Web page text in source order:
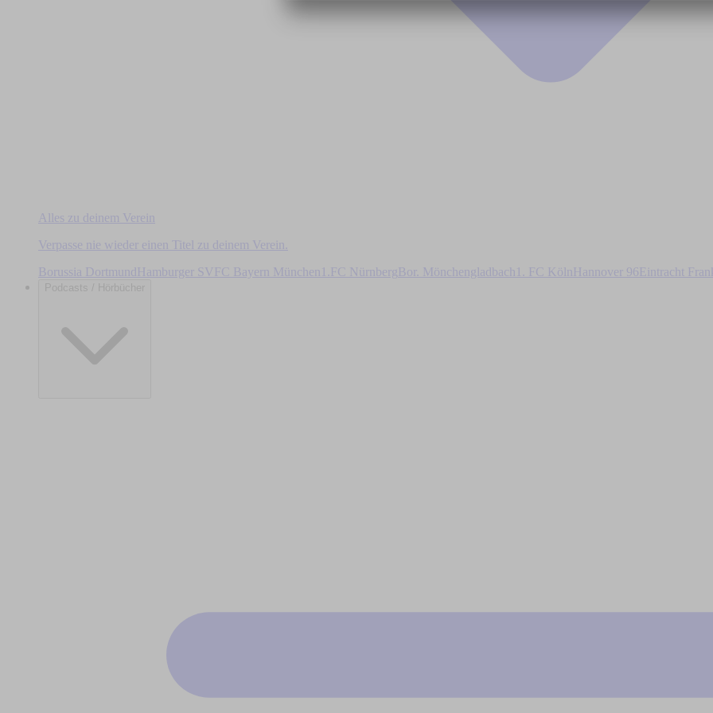
Alles zu deinem Verein
Verpasse nie wieder einen Titel zu deinem Verein.
Borussia DortmundHamburger SV FC Bayern München 1.FC Nürnberg Bor. Mönchengladbach 1. FC Köln Hannover 96Eintracht
Podcasts / Hörbücher